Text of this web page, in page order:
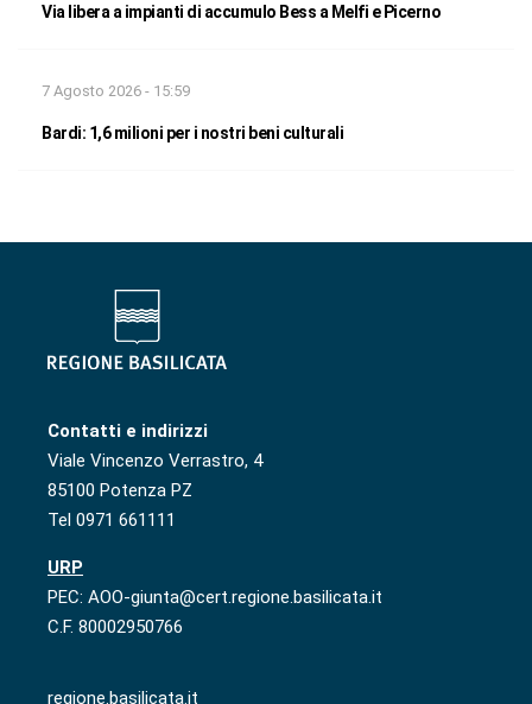
Via libera a impianti di accumulo Bess a Melfi e Picerno
7 Agosto 2026 - 15:59
Bardi: 1,6 milioni per i nostri beni culturali
Contatti e indirizzi
Viale Vincenzo Verrastro, 4
85100 Potenza PZ
Tel 0971 661111
URP
PEC: AOO-giunta@cert.regione.basilicata.it
C.F. 80002950766
regione.basilicata.it